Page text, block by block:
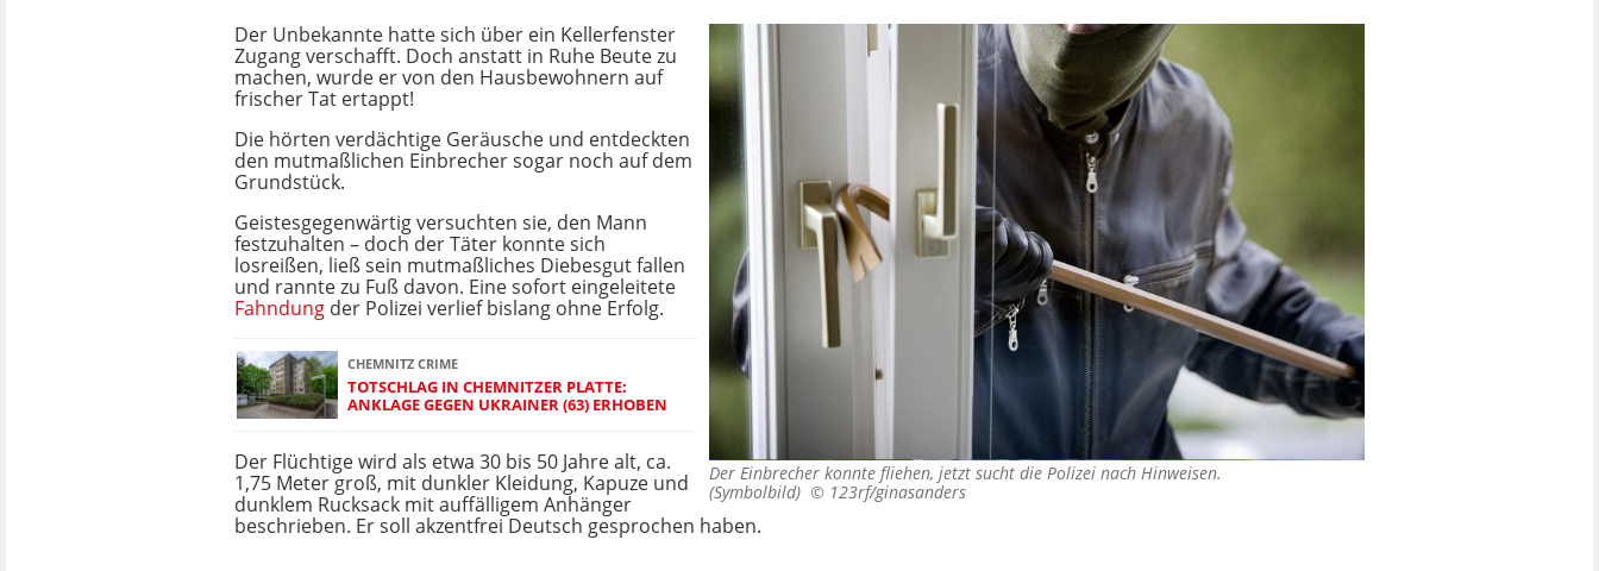
Der Einbrecher konnte fliehen, jetzt sucht die Polizei nach Hinweisen.
(Symbolbild) © 123rf/ginasanders
Der Unbekannte hatte sich über ein Kellerfenster
Zugang verschafft. Doch anstatt in Ruhe Beute zu
machen, wurde er von den Hausbewohnern auf
frischer Tat ertappt!
Die hörten verdächtige Geräusche und entdeckten
den mutmaßlichen Einbrecher sogar noch auf dem
Grundstück.
Geistesgegenwärtig versuchten sie, den Mann
festzuhalten – doch der Täter konnte sich
losreißen, ließ sein mutmaßliches Diebesgut fallen
und rannte zu Fuß davon. Eine sofort eingeleitete
Fahndung der Polizei verlief bislang ohne Erfolg.
CHEMNITZ CRIME
TOTSCHLAG IN CHEMNITZER PLATTE:
ANKLAGE GEGEN UKRAINER (63) ERHOBEN
Der Flüchtige wird als etwa 30 bis 50 Jahre alt, ca.
1,75 Meter groß, mit dunkler Kleidung, Kapuze und
dunklem Rucksack mit auffälligem Anhänger
beschrieben. Er soll akzentfrei Deutsch gesprochen haben.